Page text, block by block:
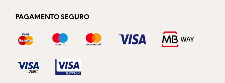
PAGAMENTO SEGURO